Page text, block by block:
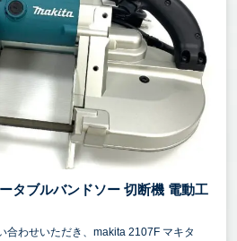
タブルバンドソー 切断機 電動工
合わせいただき、makita 2107F マキタ